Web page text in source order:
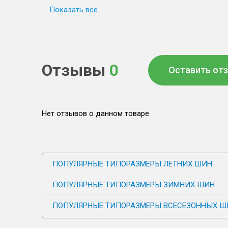
Показать все
Отзывы 0 Оставить
Нет отзывов о данном товаре.
ПОПУЛЯРНЫЕ ТИПОРАЗМЕРЫ ЛЕТНИХ ШИН
ПОПУЛЯРНЫЕ ТИПОРАЗМЕРЫ ЗИМНИХ ШИН
ПОПУЛЯРНЫЕ ТИПОРАЗМЕРЫ ВСЕСЕЗОННЫХ